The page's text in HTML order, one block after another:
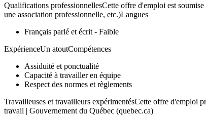
Qualifications professionnellesCette offre d'emploi est
une association professionnelle, etc.)Langues
Français parlé et écrit - Faible
ExpérienceUn atoutCompétences
Assiduité et ponctualité
Capacité à travailler en équipe
Respect des normes et règlements
Travailleuses et travailleurs expérimentésCette offre d'emploi
travail | Gouvernement du Québec (quebec.ca)